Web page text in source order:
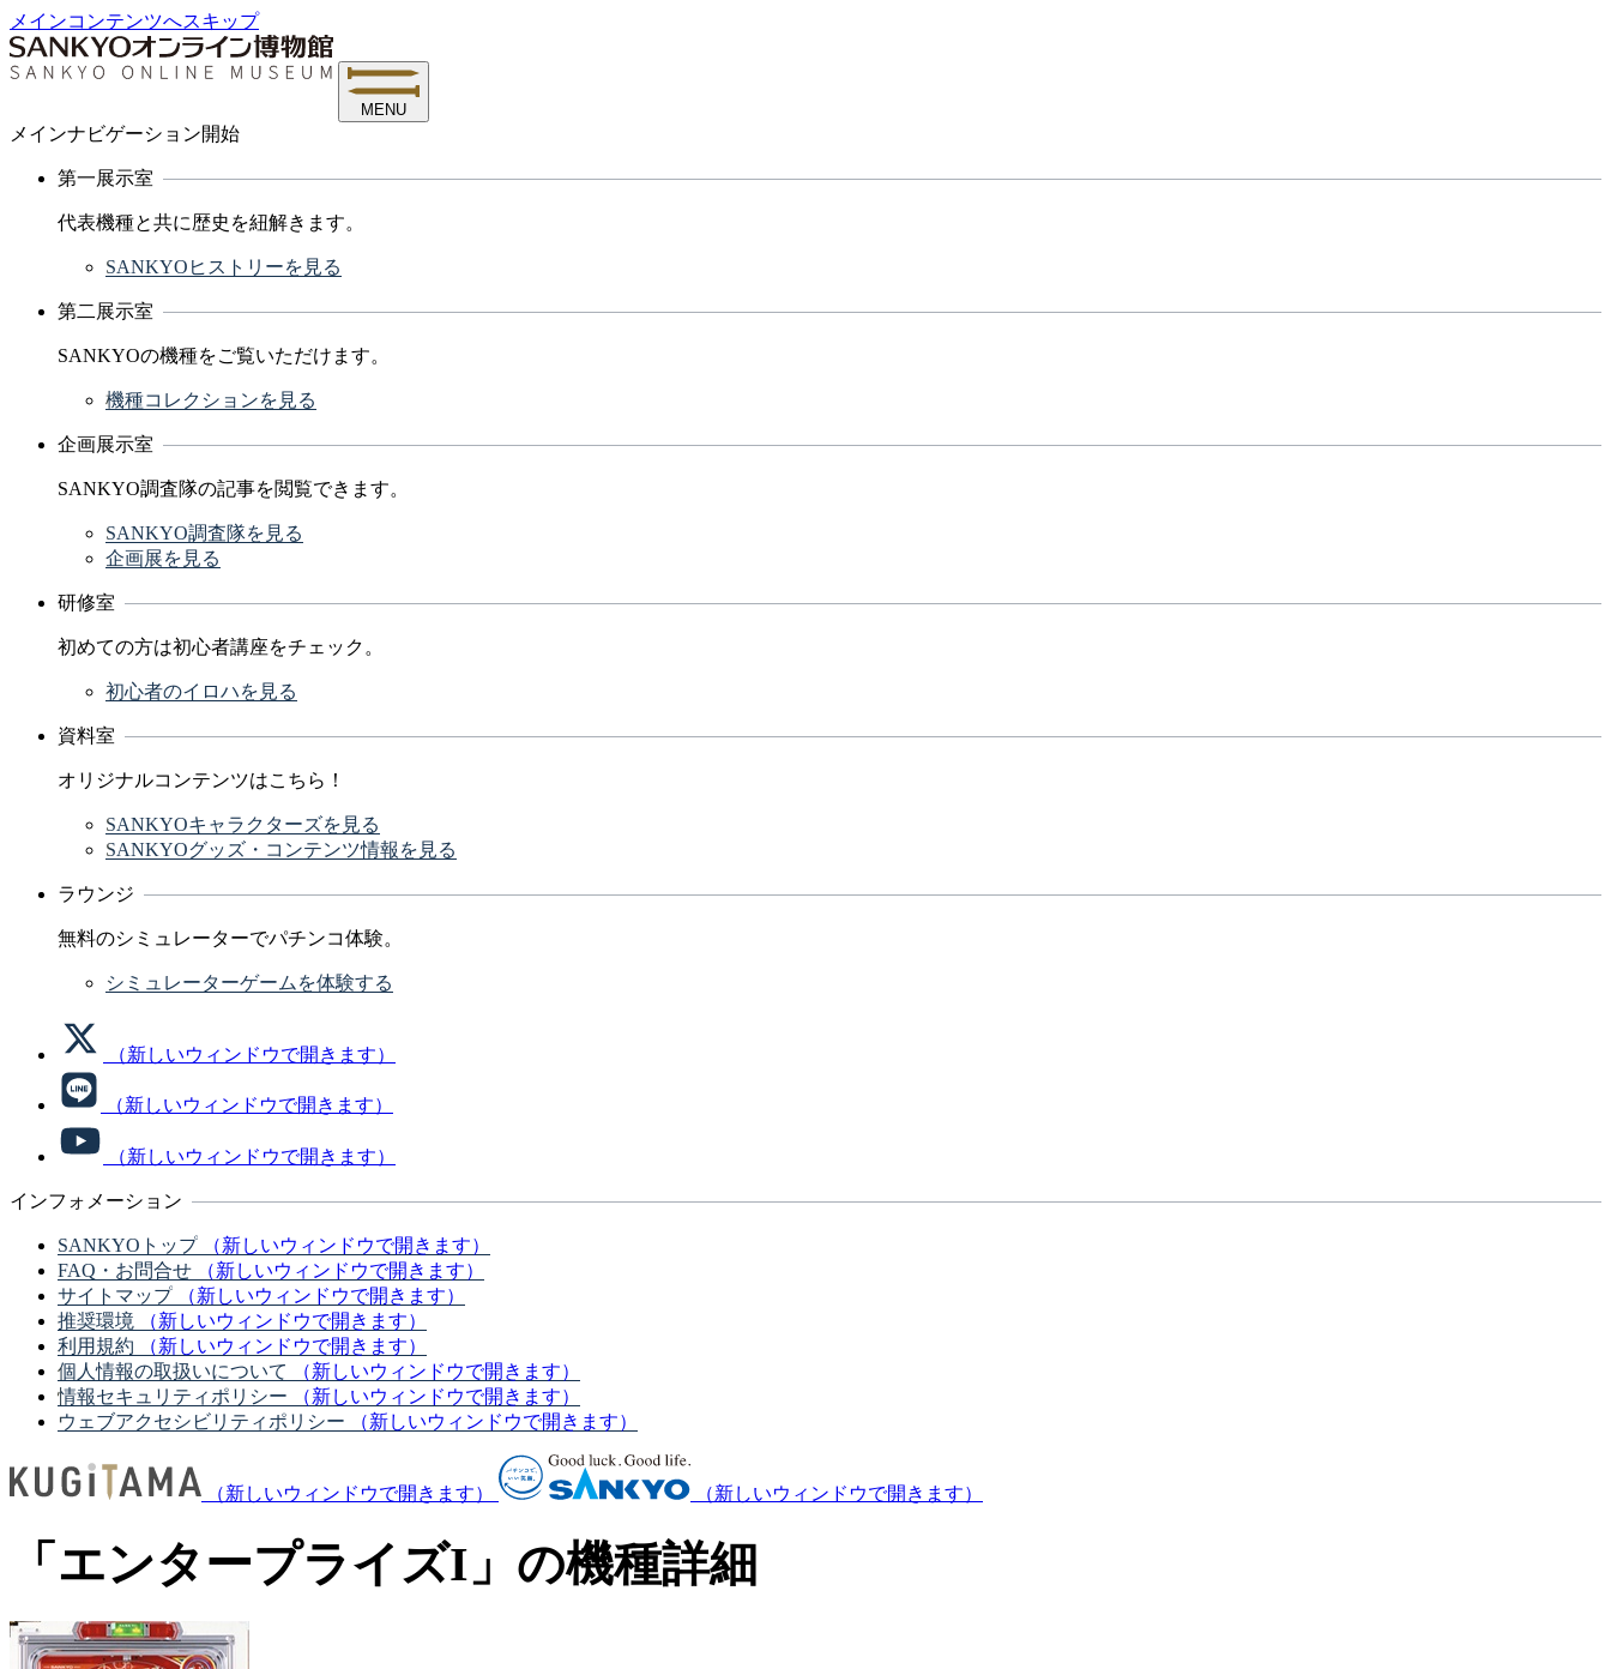
メインコンテンツへスキップ
MENU
メインナビゲーション開始
第一展示室
代表機種と共に歴史を紐解きます。
SANKYOヒストリーを見る
第二展示室
SANKYOの機種をご覧いただけます。
機種コレクションを見る
企画展示室
SANKYO調査隊の記事を閲覧できます。
SANKYO調査隊を見る
企画展を見る
研修室
初めての方は初心者講座をチェック。
初心者のイロハを見る
資料室
オリジナルコンテンツはこちら！
SANKYOキャラクターズを見る
SANKYOグッズ・コンテンツ情報を見る
ラウンジ
無料のシミュレーターでパチンコ体験。
シミュレーターゲームを体験する
（新しいウィンドウで開きます）
（新しいウィンドウで開きます）
（新しいウィンドウで開きます）
インフォメーション
SANKYOトップ
（新しいウィンドウで開きます）
FAQ・お問合せ
（新しいウィンドウで開きます）
サイトマップ
（新しいウィンドウで開きます）
推奨環境
（新しいウィンドウで開きます）
利用規約
（新しいウィンドウで開きます）
個人情報の取扱いについて
（新しいウィンドウで開きます）
情報セキュリティポリシー
（新しいウィンドウで開きます）
ウェブアクセシビリティポリシー
（新しいウィンドウで開きます）
（新しいウィンドウで開きます） （新しいウィンドウで開きます）
「エンタープライズI」の機種詳細